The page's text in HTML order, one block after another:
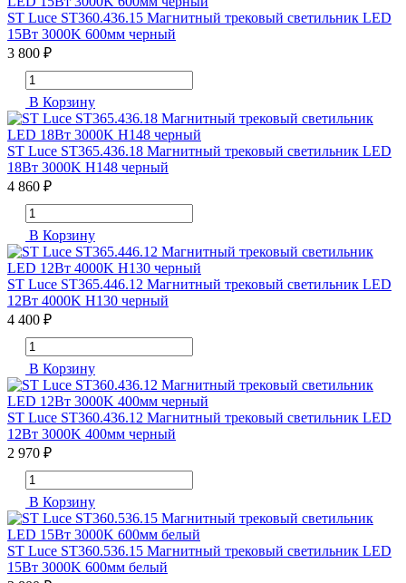
ST Luce ST360.436.15 Магнитный трековый светильник LED
15Вт 3000K 600мм черный
3 800 ₽
В Корзину
ST Luce ST365.436.18 Магнитный трековый светильник LED
18Вт 3000K H148 черный
4 860 ₽
В Корзину
ST Luce ST365.446.12 Магнитный трековый светильник LED
12Вт 4000K H130 черный
4 400 ₽
В Корзину
ST Luce ST360.436.12 Магнитный трековый светильник LED
12Вт 3000K 400мм черный
2 970 ₽
В Корзину
ST Luce ST360.536.15 Магнитный трековый светильник LED
15Вт 3000K 600мм белый